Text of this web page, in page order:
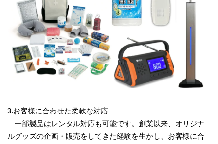
3.お客様に合わせた柔軟な対応
一部製品はレンタル対応も可能です。創業以来、オリジナ
ルグッズの企画・販売をしてきた経験を生かし、お客様に合